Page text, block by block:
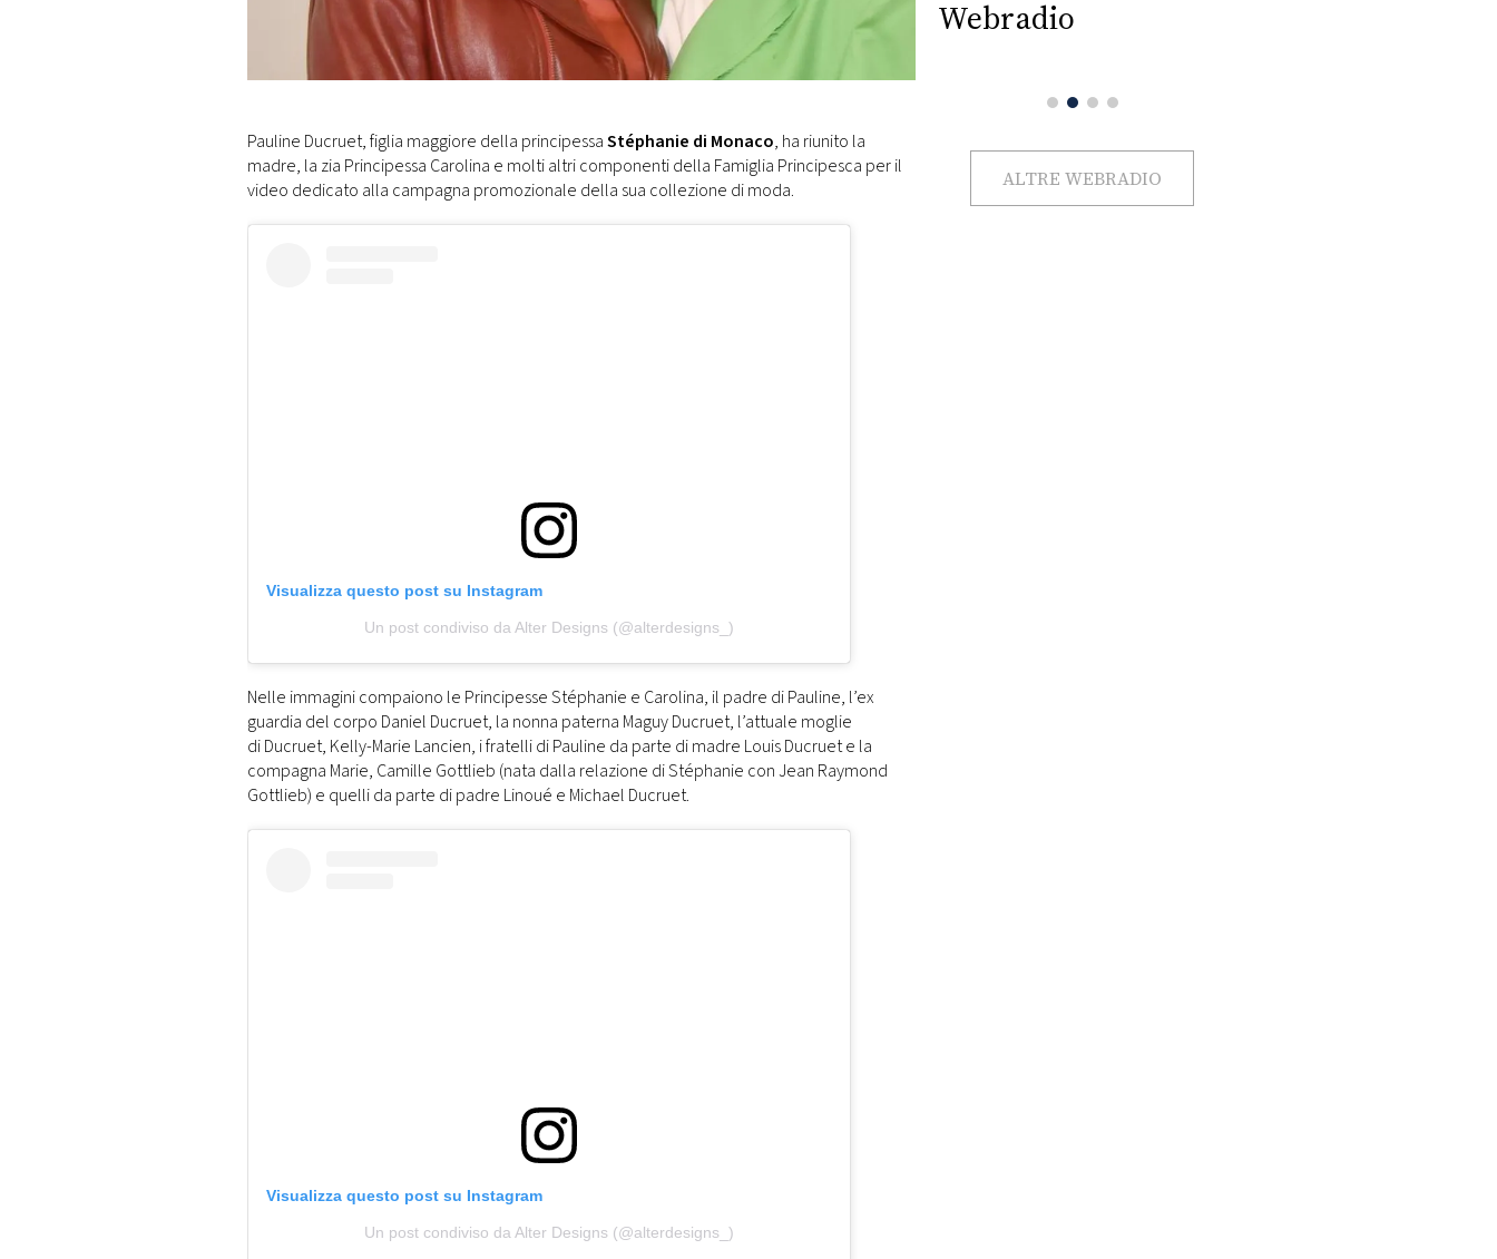
MONACO
Pauline Ducruet, figlia maggiore della principessaStéphanie di Monaco, ha riunito la
madre, la zia Principessa Carolina e molti altri componenti della Famiglia Principesca per il
video dedicato alla campagna promozionale della sua collezione di moda.
Visualizza questo post su Instagram
Un post condiviso da Alter Designs (@alterdesigns_)
Nelle immagini compaiono le Principesse Stéphanie e Carolina, il padre di Pauline, l’ex
guardia del corpo Daniel Ducruet, la nonna paterna Maguy Ducruet, l’attuale moglie
di Ducruet, Kelly-Marie Lancien, i fratelli di Pauline da parte di madre Louis Ducruet e la
compagna Marie, Camille Gottlieb (nata dalla relazione di Stéphanie con Jean Raymond
Gottlieb) e quelli da parte di padre Linoué e Michael Ducruet.
Visualizza questo post su Instagram
Un post condiviso da Alter Designs (@alterdesigns_)
Webradio
ALTRE WEBRADIO